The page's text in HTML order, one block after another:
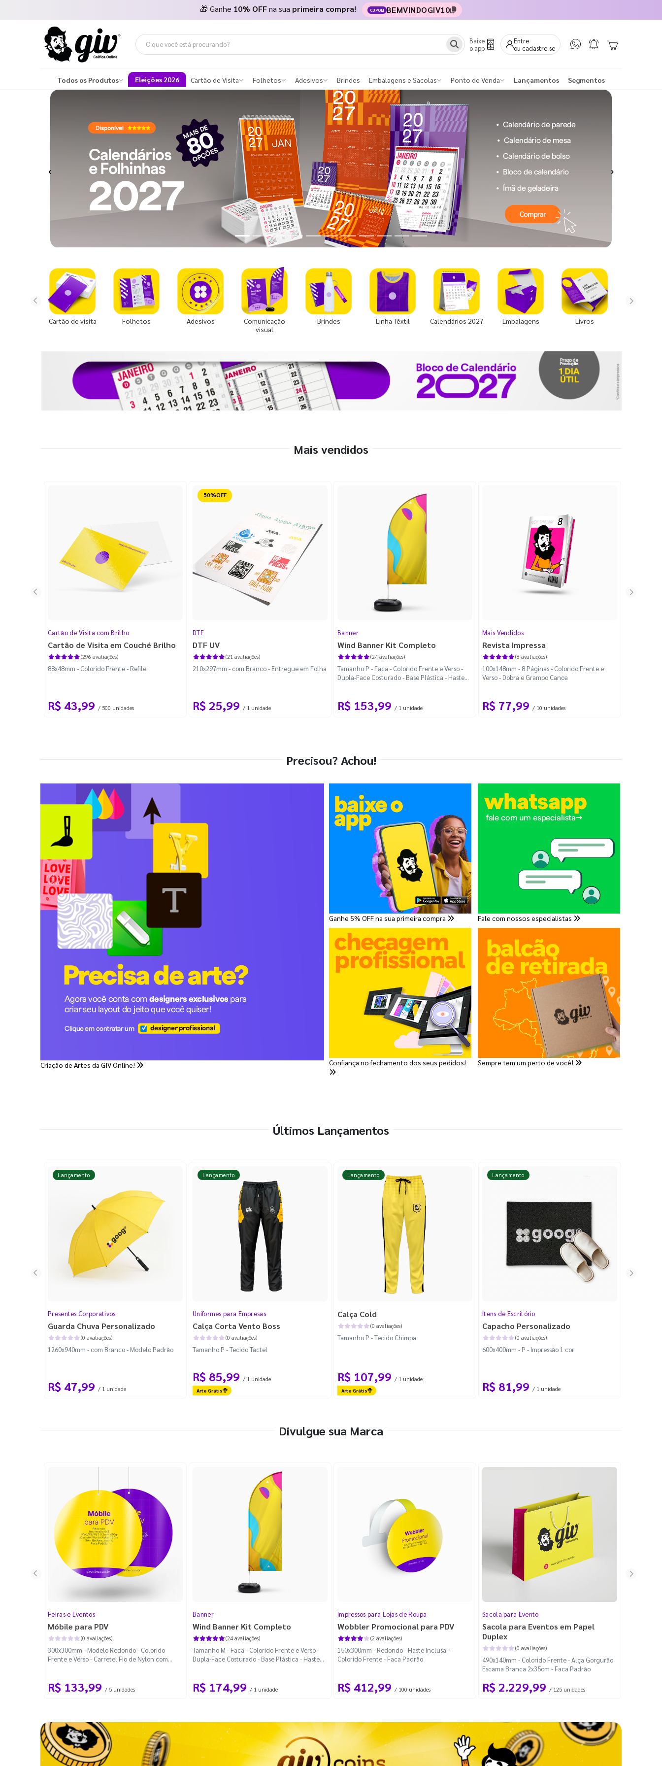
🎁 Ganhe 10% OFFna sua primeira compra! CUPOM BEMVINDOGIV10
Baixe
o app
Entre
ou cadastre-se
Todos os Produtos Eleições 2026 Cartão de Visita Folhetos Adesivos Brindes Embalagens e Sacolas Ponto de Venda Lançamentos Segmentos
Previous Next
Cartão de visita Folhetos Adesivos
Comunicação
visual
Brindes Linha Têxtil Calendários 2027 Embalagens Livros
Mais vendidos
Cartão de Visita com Brilho
Cartão de Visita em Couché Brilho
(296 avaliações)
88x48mm - Colorido Frente - Refile
R$ 43,99 / 500 unidades
Reduzido
DTF
DTF UV
(21 avaliações)
210x297mm - com Branco - Entregue em Folha
R$ 25,99 / 1 unidade
Banner
Wind Banner Kit Completo
(24 avaliações)
Tamanho P - Faca - Colorido Frente e Verso -
Dupla-Face Costurado - Base Plástica - Haste
R$ 153,99 / 1 unidade
Mais Vendidos
Revista Impressa
(8 avaliações)
100x148mm - 8 Páginas - Colorido Frente e
Verso - Dobra e Grampo Canoa
R$ 77,99 / 10 unidades
Precisou? Achou!
Criação de Artes da GIV Online!
Ganhe 5% OFF na sua primeira compra
Confiança no fechamento dos seus pedidos!
Fale com nossos especialistas
Sempre tem um perto de você!
Últimos Lançamentos
Lançamento
Presentes Corporativos
Guarda Chuva Personalizado
(0 avaliações)
1260x940mm - com Branco - Modelo Padrão
R$ 47,99 / 1 unidade
Lançamento
Uniformes para Empresas
Calça Corta Vento Boss
(0 avaliações)
Tamanho P - Tecido Tactel
R$ 85,99 / 1 unidade
Arte Grátis
Lançamento
Calça Cold
(0 avaliações)
Tamanho P - Tecido Chimpa
R$ 107,99 / 1 unidade
Arte Grátis
Lançamento
Itens de Escritório
Capacho Personalizado
(0 avaliações)
600x400mm - P - Impressão 1 cor
R$ 81,99 / 1 unidade
Divulgue sua Marca
Feiras e Eventos
Móbile para PDV
(0 avaliações)
300x300mm - Modelo Redondo - Colorido
Frente e Verso - Carretel Fio de Nylon com
R$ 133,99 / 5 unidades
Banner
Wind Banner Kit Completo
(24 avaliações)
Tamanho M - Faca - Colorido Frente e Verso -
Dupla-Face Costurado - Base Plástica - Haste
R$ 174,99 / 1 unidade
Impressos para Lojas de Roupa
Wobbler Promocional para PDV
(2 avaliações)
150x300mm - Redondo - Haste Inclusa -
Colorido Frente - Faca Padrão
R$ 412,99 / 100 unidades
Sacola para Evento
Sacola para Eventos em Papel
Duplex
(0 avaliações)
490x140mm - Colorido Frente - Alça Gorgurão
Escama Branca 2x35cm - Faca Padrão
R$ 2.229,99 / 125 unidades